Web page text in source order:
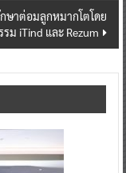
กษาต่อมลูกหมากโตโดย
ม iTind และ Rezum